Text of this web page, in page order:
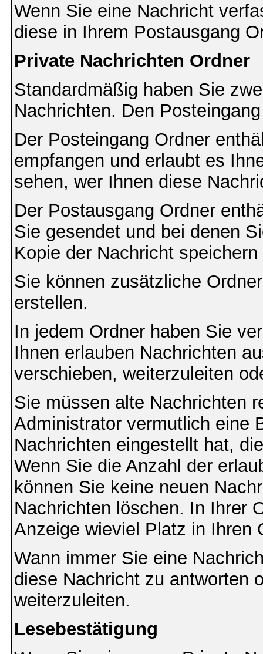
Wenn Sie eine Nachricht
diese in Ihrem Postausgang
Private Nachrichten Ordner
Standardmäßig haben Sie
Nachrichten. Den
Der Posteingang Ordner
empfangen und erlaubt es
sehen, wer Ihnen diese
Der Postausgang Ordner
Sie gesendet und bei denen
Kopie der Nachricht
Sie können zusätzliche
erstellen.
In jedem Ordner haben Sie
Ihnen erlauben Nachrichten
verschieben, weiterzuleiten
Sie müssen alte Nachrichten
Administrator vermutlich eine
Nachrichten eingestellt hat,
Wenn Sie die Anzahl der
können Sie keine neuen
Nachrichten löschen. In Ihrer
Anzeige wieviel Platz in Ihren
Wann immer Sie eine
diese Nachricht zu antworten
weiterzuleiten.
Lesebestätigung